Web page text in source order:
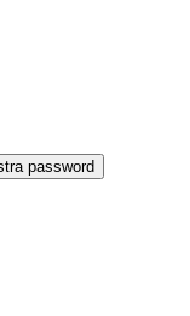
password